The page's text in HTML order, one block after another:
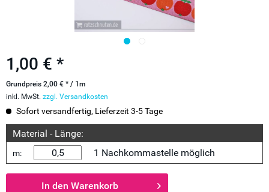
1,00 € *
Grundpreis 2,00 € * / 1m
inkl. MwSt. zzgl. Versandkosten
Sofort versandfertig, Lieferzeit 3-5 Tage
Material - Länge:
m: 1 Nachkommastelle möglich
In den Warenkorb